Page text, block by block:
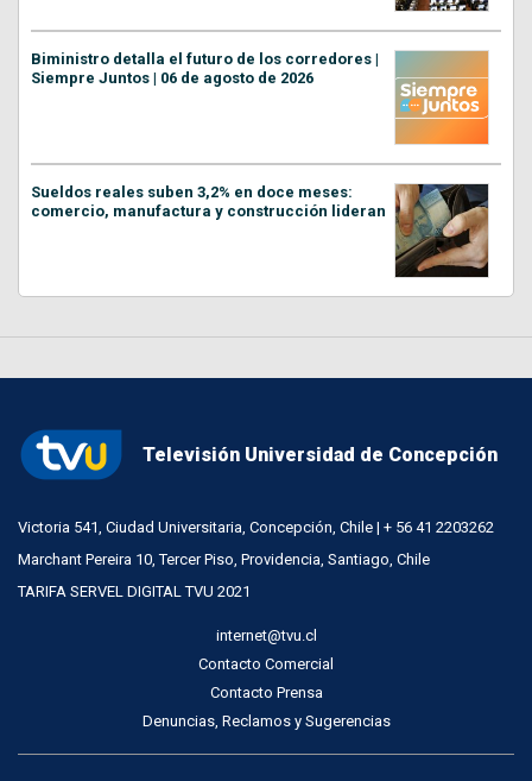
Biministro detalla el futuro de los corredores |
Siempre Juntos | 06 de agosto de 2026
Sueldos reales suben 3,2% en doce meses:
comercio, manufactura y construcción lideran
Televisión Universidad de Concepción
Victoria 541, Ciudad Universitaria, Concepción, Chile | + 56 41 2203262
Marchant Pereira 10, Tercer Piso, Providencia, Santiago, Chile
TARIFA SERVEL DIGITAL TVU 2021
internet@tvu.cl
Contacto Comercial
Contacto Prensa
Denuncias, Reclamos y Sugerencias